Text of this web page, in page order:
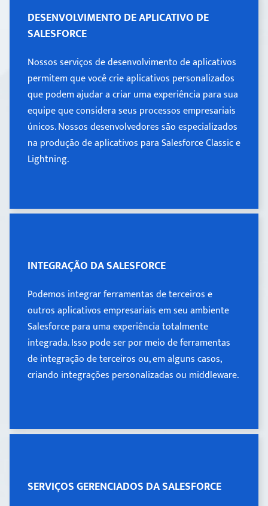
DESENVOLVIMENTO DE APLICATIVO DE
SALESFORCE
Nossos serviços de desenvolvimento de aplicativos
permitem que você crie aplicativos personalizados
que podem ajudar a criar uma experiência para sua
equipe que considera seus processos empresariais
únicos. Nossos desenvolvedores são especializados
na produção de aplicativos para Salesforce Classic e
Lightning.
DESENVOLVIMENTO DE
APLICATIVO DE SALESFORCE
Nossos serviços de desenvolvimento de aplicativos
permitem que você crie aplicativos personalizados
que podem ajudar a criar uma experiência para sua
equipe que considera seus processos empresariais
únicos. Nossos desenvolvedores são especializados
na produção de aplicativos para Salesforce Classic e
Lightning.
Learn more >
INTEGRAÇÃO DA SALESFORCE
Podemos integrar ferramentas de terceiros e
outros aplicativos empresariais em seu ambiente
Salesforce para uma experiência totalmente
integrada. Isso pode ser por meio de ferramentas
de integração de terceiros ou, em alguns casos,
criando integrações personalizadas ou middleware.
INTEGRAÇÃO DA SALESFORCE
Podemos integrar ferramentas de terceiros e
outros aplicativos empresariais em seu ambiente
Salesforce para uma experiência totalmente
integrada. Isso pode ser por meio de ferramentas
de integração de terceiros ou, em alguns casos,
criando integrações personalizadas ou middleware.
Learn more >
SERVIÇOS GERENCIADOS DA SALESFORCE
SALESFORCE